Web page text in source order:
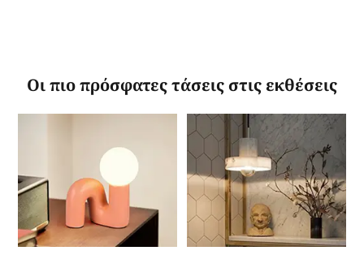
Οι πιο πρόσφατες τάσεις στις εκθέσεις